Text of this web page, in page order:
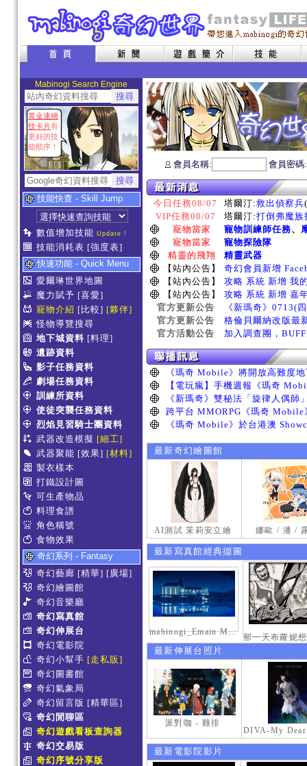
Mabinogi Search Engine
黃金連續
技卡片有
更好的技
能順序！
技能快查 - Skill Jump
數值增加技能 Update !
技能消耗表 [強度表]
快速功能 - Quick Menu
愛爾琳世界地圖
魔力賦予 [喜愛]
寵物介紹 [比較] [夥伴]
怪物導覽搜尋
地下城資料 [料理]
遺跡資料
影子任務資料
劇場任務資料
訓練所資料
使徒突襲任務資料
烈焰見習騎士團資料
武器改造模擬 [細工]
武器聚能 [效果] [材料]
製衣樣本
打鐵設計圖
可生產物品
料理食譜
角色稱號
食物效果
奇幻系列 - Fantasy
奇幻藝廊 [精華] [廣場]
奇幻繪圖館
奇幻音樂廳
奇幻寫真館
奇幻伸展台
奇幻電影院
奇幻小幫手 [走私販]
奇幻圖書館
奇幻氣象局
奇幻留言版 [精華區]
奇幻閒聊區
奇幻遊戲看板查詢器
奇幻交易版
奇幻序號分享版
會員名稱: 會員密
今日任務08/07 塔爾汀:救出偵察兵
VIP任務08/07
塔爾汀:打倒弗魔
寵物當家
寵物訓練師任務、
寵物當家
寵物探險隊
精靈的飛翔
精靈武器
【站內公告】
奇幻會員新增
【站內公告】
攻略 系統 新增 我
【站內公告】
攻略 系統 新增 嘉
官方更新公告
《新瑪奇》0713(
官方更新公告
格倫貝爾納改版最
官方活動公告
加入調查團，
最新奇幻繪圖館
AI測試 茉莉安立繪 娜歐 / 潘 /
最新寫真館經典擷圖
mabinogi_Emain Macha_2000-0600_1
最新伸展台照片
派對咖 - 雞排
最新電影院影片